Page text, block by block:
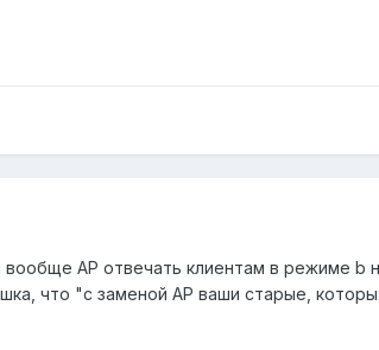
вообще АР отвечать клиентам в режиме
что "с заменой АР ваши старые,